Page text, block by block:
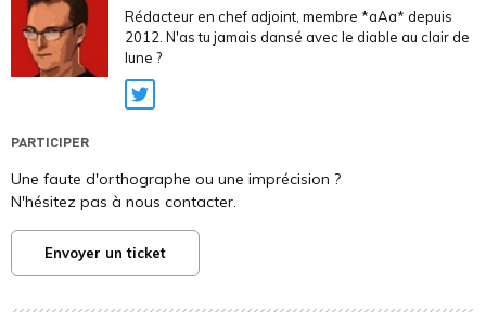
Rédacteur en chef adjoint, membre *aAa* depuis
2012. N'as tu jamais dansé avec le diable au clair de
lune ?
Twitter
PARTICIPER
Une faute d'orthographe ou une imprécision ?
N'hésitez pas à nous contacter.
Envoyer un ticket